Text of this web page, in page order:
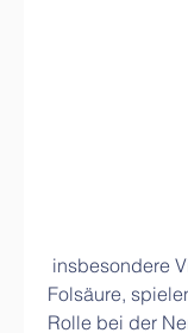
Folsäure,
Rolle bei der